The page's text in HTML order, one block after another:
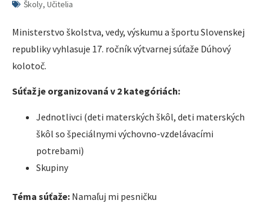
Školy, Učitelia
Ministerstvo školstva, vedy, výskumu a športu Slovenskej
republiky vyhlasuje 17. ročník výtvarnej súťaže Dúhový
kolotoč.
Súťaž je organizovaná v 2 kategóriách:
Jednotlivci (deti materských škôl, deti materských
škôl so špeciálnymi výchovno-vzdelávacími
potrebami)
Skupiny
Téma súťaže: Namaľuj mi pesničku